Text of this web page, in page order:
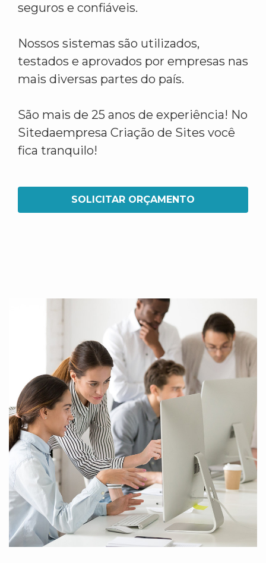
seguros e confiáveis.
Nossos sistemas são utilizados,
testados e aprovados por empresas nas
mais diversas partes do país.
São mais de 25 anos de experiência! No
Sitedaempresa Criação de Sites você
fica tranquilo!
SOLICITAR ORÇAMENTO